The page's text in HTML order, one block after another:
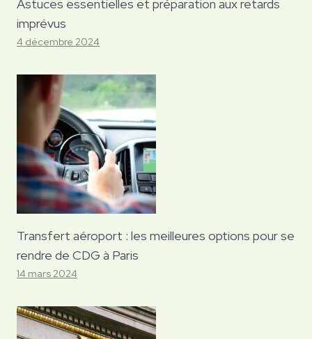
Astuces essentielles et préparation aux retards
imprévus
4 décembre 2024
Transfert aéroport : les meilleures options pour se
rendre de CDG à Paris
14 mars 2024